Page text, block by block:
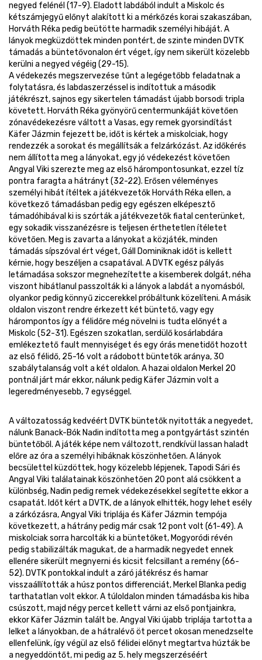
negyed felénél (17-9). Eladott labdából indult a Miskolc és
kétszámjegyű előnyt alakított ki a mérkőzés korai szakaszában,
Horváth Réka pedig beütötte harmadik személyi hibáját. A
lányok megküzdöttek minden pontért, de szinte minden DVTK
támadás a büntetővonalon ért véget, így nem sikerült közelebb
kerülni a negyed végéig (29-15).
A védekezés megszervezése tűnt a legégetőbb feladatnak a
folytatásra, és labdaszerzéssel is indítottuk a második
játékrészt, sajnos egy sikertelen támadást újabb borsodi tripla
követett. Horváth Réka gyönyörű centermunkáját követően
zónavédekezésre váltott a Vasas, egy remek gyorsindítást
Käfer Jázmin fejezett be, időt is kértek a miskolciak, hogy
rendezzék a sorokat és megállítsák a felzárkózást. Az időkérés
nem állította meg a lányokat, egy jó védekezést követően
Angyal Viki szerezte meg az első hárompontosunkat, ezzel tíz
pontra faragta a hátrányt (32-22). Erősen véleményes
személyi hibát ítéltek a játékvezetők Horváth Réka ellen, a
következő támadásban pedig egy egészen elképesztő
támadóhibával ki is szórták a játékvezetők fiatal centerünket,
egy sokadik visszanézésre is teljesen érthetetlen ítéletet
követően. Meg is zavarta a lányokat a közjáték, minden
támadás sípszóval ért véget, Gáll Dominiknak időt is kellett
kérnie, hogy beszéljen a csapatával. A DVTK egész pályás
letámadása sokszor megnehezítette a kisemberek dolgát, néha
viszont hibátlanul passzolták ki a lányok a labdát a nyomásból,
olyankor pedig könnyű ziccerekkel próbáltunk közelíteni. A másik
oldalon viszont rendre érkezett két büntető, vagy egy
hárompontos így a félidőre még növelni is tudta előnyét a
Miskolc (52-31). Egészen szokatlan, serdülő kosárlabdára
emlékeztető fault mennyiséget és egy órás menetidőt hozott
az első félidő, 25-16 volt a rádobott büntetők aránya, 30
szabálytalanság volt a két oldalon. A hazai oldalon Merkel 20
pontnál járt már ekkor, nálunk pedig Käfer Jázmin volt a
legeredményesebb, 7 egységgel.
A változatosság kedvéért DVTK büntetők nyitották a negyedet,
nálunk Banack-Bók Nadin indította meg a pontgyártást szintén
büntetőből. A játék képe nem változott, rendkívül lassan haladt
előre az óra a személyi hibáknak köszönhetően. A lányok
becsülettel küzdöttek, hogy közelebb lépjenek, Tapodi Sári és
Angyal Viki találatainak köszönhetően 20 pont alá csökkent a
különbség, Nadin pedig remek védekezésekkel segítette ekkor a
csapatát. Időt kért a DVTK, de a lányok elhitték, hogy lehet esély
a zárkózásra, Angyal Viki triplája és Käfer Jázmin tempója
következett, a hátrány pedig már csak 12 pont volt (61-49). A
miskolciak sorra harcolták ki a büntetőket, Mogyoródi révén
pedig stabilizálták magukat, de a harmadik negyedet ennek
ellenére sikerült megnyerni és kicsit felcsillant a remény (66-
52). DVTK pontokkal indult a záró játékrész és hamar
visszaállították a húsz pontos differenciát, Merkel Blanka pedig
tarthatatlan volt ekkor. A túloldalon minden támadásba kis hiba
csúszott, majd négy percet kellett várni az első pontjainkra,
ekkor Käfer Jázmin talált be. Angyal Viki újabb triplája tartotta a
lelket a lányokban, de a hátralévő öt percet okosan menedzselte
ellenfelünk, így végül az első félidei előnyt megtartva húzták be
a negyeddöntőt, mi pedig az 5. hely megszerzéséért